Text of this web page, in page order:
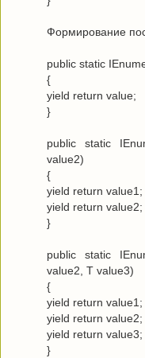
Формирование
public static
{
yield return value;
}
public static
value2)
{
yield return value1;
yield return value2;
}
public static
value2, T value3)
{
yield return value1;
yield return value2;
yield return value3;
}